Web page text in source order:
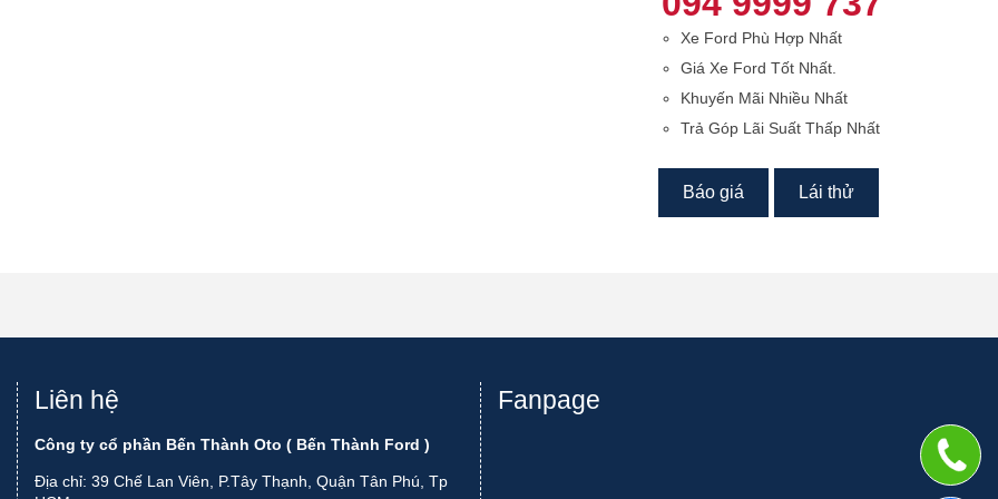
Xe Ford Phù Hợp Nhất
Giá Xe Ford Tốt Nhất.
Khuyến Mãi Nhiều Nhất
Trả Góp Lãi Suất Thấp Nhất
Báo giá Lái thử
Liên hệ
Công ty cổ phần Bến Thành Oto ( Bến Thành Ford )
Địa chỉ: 39 Chế Lan Viên, P.Tây Thạnh, Quận Tân Phú, Tp
Fanpage